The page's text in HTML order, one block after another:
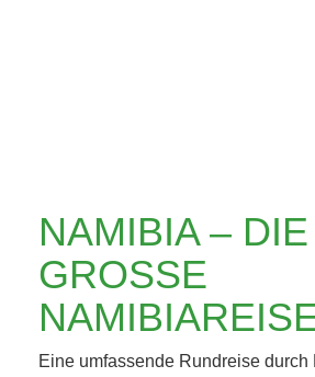
NAMIBIA – DIE
GROSSE N
AMIBIAREISE
Eine umfassende Rundreise durch